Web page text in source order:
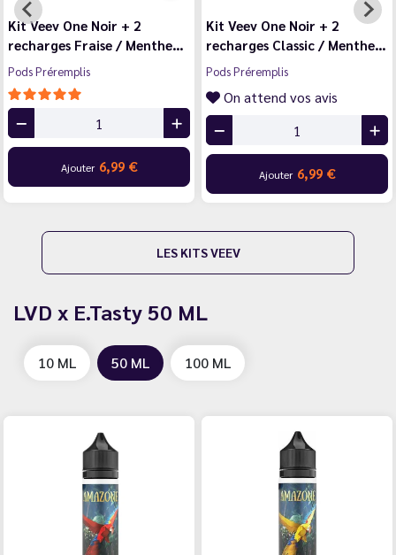
Kit Veev One Saveurs
Fruitées Gris 9 mg (+ 4…
Pods Préremplis
Ajouter 11,89 €
Kit Veev One Saveurs
Classiques Noir 20 mg
Pods Préremplis
On attend vos avis
Ajouter 11,89 €
LES KITS VEEV
LVD x E.Tasty 50 ML
10 ML 50 ML 100 ML